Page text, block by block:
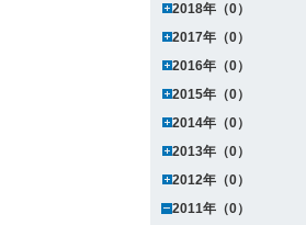
2018年（0）
2017年（0）
2016年（0）
2015年（0）
2014年（0）
2013年（0）
2012年（0）
2011年（0）